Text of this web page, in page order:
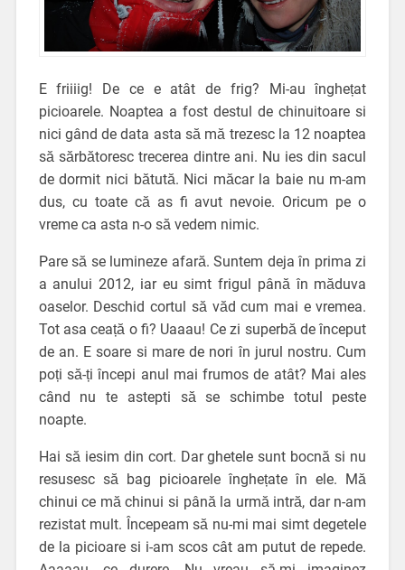
E friiiig! De ce e atât de frig? Mi-au înghețat
picioarele. Noaptea a fost destul de chinuitoare si
nici gând de data asta să mă trezesc la 12 noaptea
să sărbătoresc trecerea dintre ani. Nu ies din sacul
de dormit nici bătută. Nici măcar la baie nu m-am
dus, cu toate că as fi avut nevoie. Oricum pe o
vreme ca asta n-o să vedem nimic.
Pare să se lumineze afară. Suntem deja în prima zi
a anului 2012, iar eu simt frigul până în măduva
oaselor. Deschid cortul să văd cum mai e vremea.
Tot asa ceață o fi? Uaaau! Ce zi superbă de început
de an. E soare si mare de nori în jurul nostru. Cum
poți să-ți începi anul mai frumos de atât? Mai ales
când nu te astepti să se schimbe totul peste
noapte.
Hai să iesim din cort. Dar ghetele sunt bocnă si nu
resusesc să bag picioarele înghețate în ele. Mă
chinui ce mă chinui si până la urmă intră, dar n-am
rezistat mult. Începeam să nu-mi mai simt degetele
de la picioare si i-am scos cât am putut de repede.